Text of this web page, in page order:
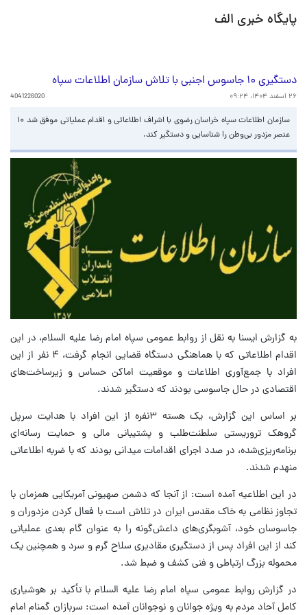
پایگاه خبری الف
دستگیری ۱۰ جاسوس اجنبی با تلاش سازمان اطلاعات سپاه
۲۶ اسفند ۱۴۰۴، ۰۹:۲۴ 4041226020
سازمان اطلاعات سپاه خراسان رضوی با اشراف اطلاعاتی و اقدام عملیاتی موفق شد ۱۰
عنصر مزدور بی‌وطن را شناسایی و دستگیر کند.
به گزارش ایسنا به نقل از روابط عمومی سپاه امام رضا علیه السلام، در این
اقدام اطلاعاتی که با هماهنگی دستگاه قضایی انجام گرفت، ۴ نفر از این
افراد با جمع‌آوری اطلاعات و موقعیت اماکن حساس و زیرساخت‌های
اقتصادی در حال جاسوسی بودند که دستگیر شدند.
بر اساس این گزارش، یک هسته ۳نفره از این افراد با هدایت سرپل
گروهک تروریستی سلطنت‌طلب و پشتیبانی مالی و حمایت رسانه‌ای
برنامه‌ریزی‌شده، در صدد اجرای اقدامات میدانی بودند که با ضربه اطلاعاتی
منهدم شدند.
در این اطلاعیه آمده است: از آنجا که دشمن صهیونی آمریکایی همزمان با
تجاوز نظامی به خاک مقدس ایران در تلاش است با فعال کردن مزدوران و
جاسوسان خود، آشوبگری‌های داعش‌گونه را به عنوان گام بعدی عملیاتی
کند از این افراد پس از دستگیری مقادیری سلاح گرم و سرد و همچنین یک
محموله بزرگ ارتباطی و فنی کشف و ضبط شد.
در گزارش روابط عمومی سپاه امام رضا علیه السلام با تأکید بر هوشیاری
کامل آحاد مردم به ویژه جوانان و نوجوانان آمده است: سربازان گمنام امام